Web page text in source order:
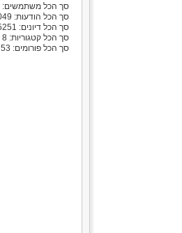
סך הכל משתמשים:
סך הכל הודעות: 425049
סך הכל דיונים: 35251
סך הכל קטגוריות: 8
סך הכל פורומים: 53